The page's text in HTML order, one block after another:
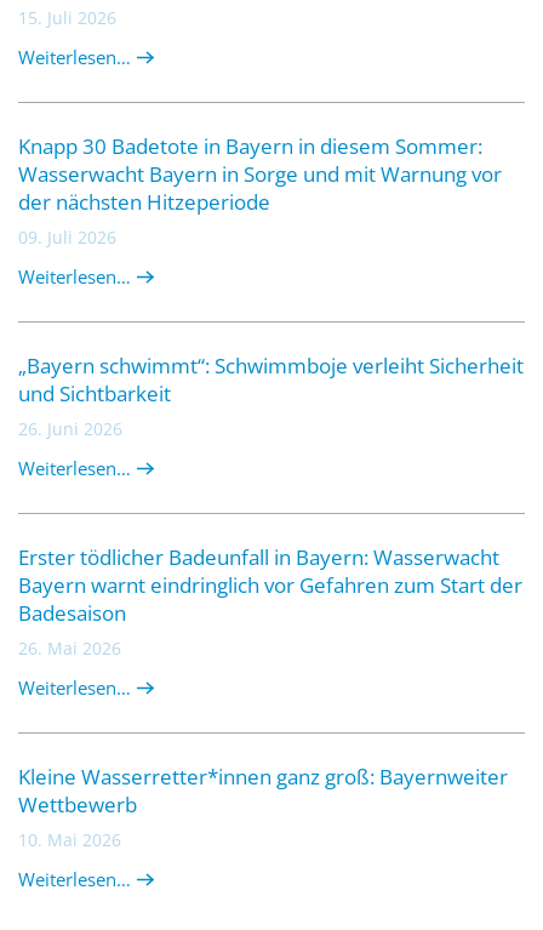
15. Juli 2026
Weiterlesen…
Knapp 30 Badetote in Bayern in diesem Sommer:
Wasserwacht Bayern in Sorge und mit Warnung vor
der nächsten Hitzeperiode
09. Juli 2026
Weiterlesen…
„Bayern schwimmt“: Schwimmboje verleiht Sicherheit
und Sichtbarkeit
26. Juni 2026
Weiterlesen…
Erster tödlicher Badeunfall in Bayern: Wasserwacht
Bayern warnt eindringlich vor Gefahren zum Start der
Badesaison
26. Mai 2026
Weiterlesen…
Kleine Wasserretter*innen ganz groß: Bayernweiter
Wettbewerb
10. Mai 2026
Weiterlesen…